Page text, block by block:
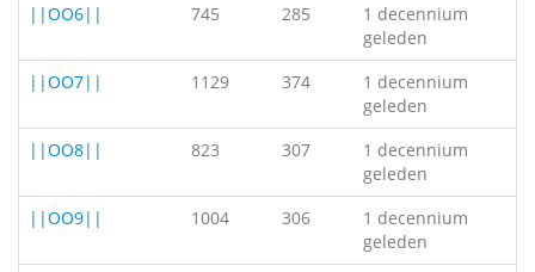
||OO6||
745 285
1 decennium
geleden
||OO7||
1129 374
1 decennium
geleden
||OO8||
823 307
1 decennium
geleden
||OO9||
1004 306
1 decennium
geleden